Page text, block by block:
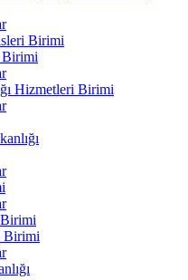
Birimi
Birimi
Hizmetleri Birimi
Birimi